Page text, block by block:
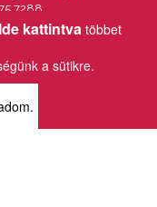
Ide kattintva többet
a sütikre.
7288
7145